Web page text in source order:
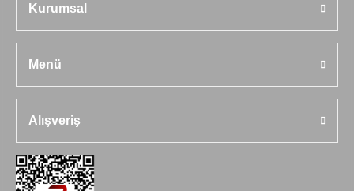
Kurumsal
Menü
Alışveriş